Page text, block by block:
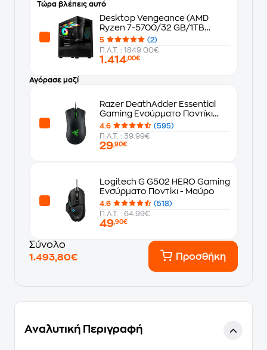
Τώρα βλέπεις αυτό
Desktop Vengeance (AMD
Ryzen 7-5700/32 GB/1ΤΒ
SSD/GeForce RTX
5060/Win11Home)
5
(2)
Π.Λ.Τ. : 1849.00€
1.414,00€
Αγόρασε μαζί
Razer DeathAdder Essential
Gaming Ενσύρματο Ποντίκι
Μαύρο
4.6
(595)
Π.Λ.Τ. : 39.99€
29,90€
Logitech G G502 HERO Gaming
Ενσύρματο Ποντίκι - Μαύρο
4.6
(518)
Π.Λ.Τ. : 64.99€
49,90€
Σύνολο
1.493,80€
Προσθήκη
Αναλυτική Περιγραφή